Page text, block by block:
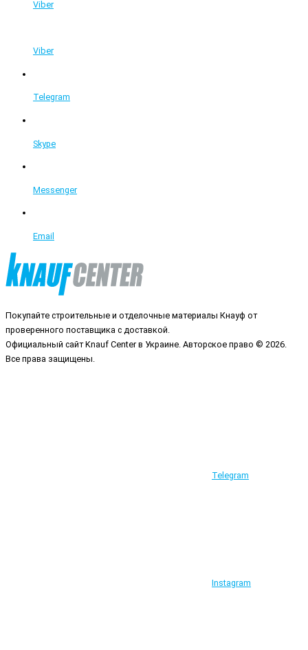
Viber
Viber
Telegram
Skype
Messenger
Email
Покупайте строительные и отделочные материалы Кнауф от
проверенного поставщика с доставкой.
Официальный сайт Knauf Center в Украине. Авторское право © 2026.
Все права защищены.
Telegram
Instagram